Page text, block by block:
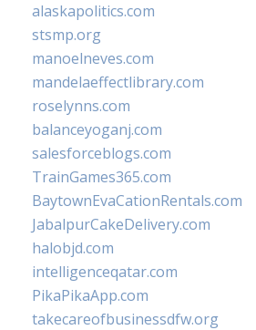
alaskapolitics.com
stsmp.org
manoelneves.com
mandelaeffectlibrary.com
roselynns.com
balanceyoganj.com
salesforceblogs.com
TrainGames365.com
BaytownEvaCationRentals.com
JabalpurCakeDelivery.com
halobjd.com
intelligenceqatar.com
PikaPikaApp.com
takecareofbusinessdfw.org